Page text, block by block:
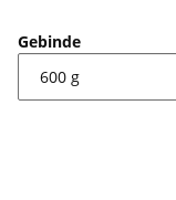
Gebinde